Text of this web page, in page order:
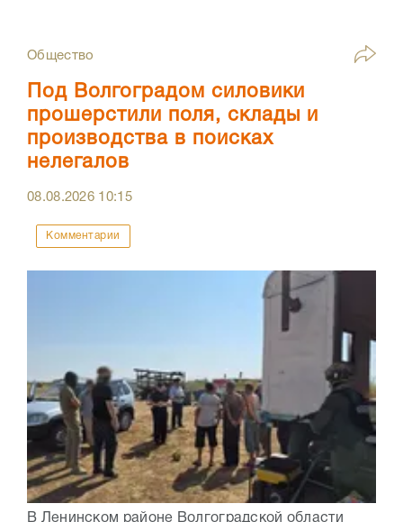
Общество
Под Волгоградом силовики
прошерстили поля, склады и
производства в поисках
нелегалов
08.08.2026 10:15
Комментарии
В Ленинском районе Волгоградской области